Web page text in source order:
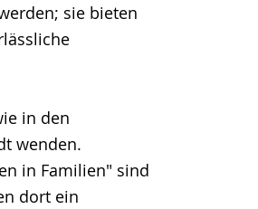
sie bieten
in den
wenden.
in Familien" sind
dort ein